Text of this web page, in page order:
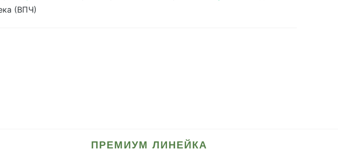
(ВПЧ)
ПРЕМИУМ ЛИНЕЙКА